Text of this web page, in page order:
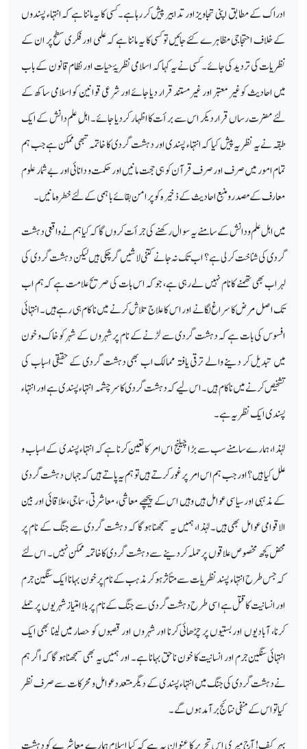
ادراک کے مطابق اپنی تجاویز اور تدابیر پیش کر رہا ہے۔کسی کا یہ ماننا ہے کہ انتہاء پسندوں
کے خلاف احتجاجی مظاہرے کئے جائیں تو کسی کا یہ ماننا ہے کہ علمی اور فکری سطح پر ان کے
نظریات کی تردید کی جائے۔ کسی نے یہ کہا کہ اسلامی نظریۂ حیات اور نظام قانون کے باب
میں احادیث کو غیر معتبر اور غیر مستند قرار دیا جائے اور شرعی قوانین کو اسلامی ساکھ کے
لئےمضرت رساں قرار دیکر اس سے برأت کا اظہار کر دیا جائے۔ اہلِ علم دانش کے ایک
طبقہ نے یہ نظریہ پیش کیا کہ انتہاء پسندی اور دہشت گردی کا خاتمہ تبھی ممکن ہے جب ہم
تمام امور میں صرف اور صرف قرآن کو ہی حجت مانیں اور حکمت و دانائی اور بے شمار علوم
معارف کے مصدر و منبع احادیث کے ذخیرہ کو پر امن بقائے باہمی کے لئے خطرہ مانیں۔
میں اہل علم و دانش کے سامنے یہ سوال رکھنے کی جرأت کروں گا کہ کیا ہم نے واقعی دہشت
گردی کی شناخت کر لی ہے؟ اب تک نہ جانے کتنی لاشیں گر چکی ہیں لیکن دہشت گردی کی
لہر اب بھی تھمنے کا نام نہیں لے رہی ہے، جو کہ اس بات کی صریح علامت ہے کہ ہم اب
تک اصل مرض کا سراغ لگانے اور اس کا علاج تلاش کرنے میں نا کام ہی رہے ہیں۔انتہائی
افسوس کی بات ہے کہ دہشت گردی سے لڑنے کے نام پر شہروں کے شہر کو خاک و خون
میں تبدیل کر دینے والے ترقی یافتہ ممالک اب بھی دہشت گردی کے حقیقی اسباب کی
تشخیص کرنے میں نا کام ہیں۔ اس لیے کہ دہشت گردی کا سرچشمہ انتہاء پسندی ہے اور انتہاء
پسندی ایک نظریہ ہے۔
لہٰذا، ہمارے سامنے سب سے بڑا چیلنج اس امر کا تعین کرنا ہے کہ انتہاء پسندی کے اسباب و
علل کیا ہیں؟ اور جب ہم اس امر پر غور کرتے ہیں تو ہم یہ پاتے ہیں کہ جہاں دہشت گردی
کے مذہبی اور سیاسی عوامل ہیں وہیں اس کے پیچھے معاشی، معاشرتی، سماجی، علاقائی اور بین
الاقوامی عوامل بھی ہیں۔لہٰذا، ہمیں یہ سمجھنا ہوگا کہ دہشت گردی سے جنگ کے نام پر
محض کچھ مخصوص علاقوں پر حملہ کردینے سے دہشت گردی کا خاتمہ ممکن نہیں۔ اس لئے
کہ جس طرح انتہاء پسند نظریات سے متأثر ہو کر مذہب کے نام پر خون بہانا ایک سنگین جرم
اور انسانیت کا قتل ہے اسی طرح دہشت گردی سے جنگ کے نام پر بلا امتیاز شہریوں پر حملے
کرنا، آبادیوں اور بستیوں پر چڑھائی کرنا اور شہروں اور قصبوں کو حصار میں لینا بھی ایک
انتہائی سنگین جرم اور انسانیت کا خون ناحق بہانا ہے۔ اور ہمیں یہ بھی سمجھنا ہو گا کہ اگر ہم
نے دہشت گردی کی جنگ میں انتہاء پسندی کے دیگر متعدد عوامل و محرکات سے صرف نظر
کیا تو اس کے منفی نتائج برآمد ہوں گے۔
بہر کیف! آج میری اس تحریر کا عنوان یہ ہے کہ کیا اسلام ہمارے معاشرے کو دہشت